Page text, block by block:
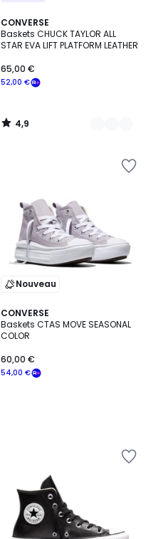
CONVERSE
Baskets CHUCK TAYLOR ALL
STAR EVA LIFT PLATFORM LEATHER
52,00 €
65,00 €
4,9
/ 5
2
Couleurs
4,9
/
Nouveau
CONVERSE
Baskets CTAS MOVE SEASONAL
COLOR
54,00 €
60,00 €